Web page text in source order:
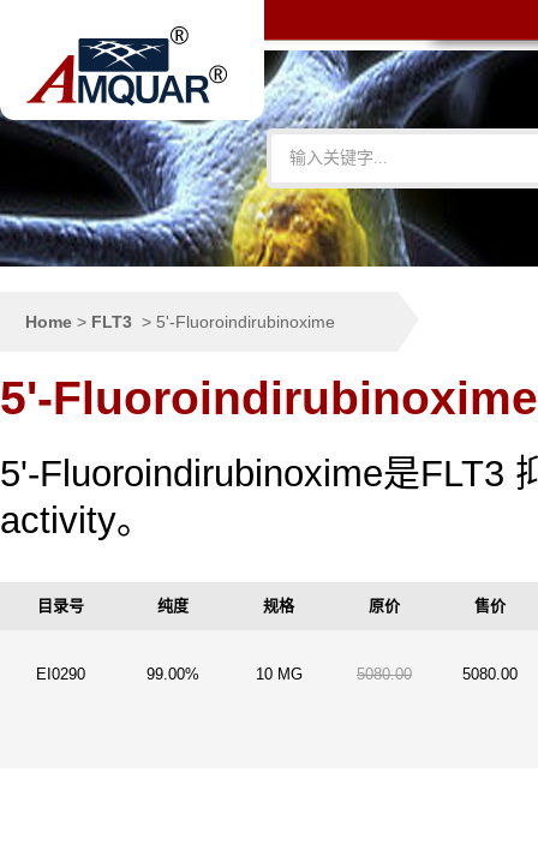
Home > FLT3 > 5'-Fluoroindirubinoxime
5'-Fluoroindirubinoxime
5'-Fluoroindirubinoxime是FLT3
activity。
目录号
EI0290
纯度
99.00%
规格
10 MG
原价
5080.00
售价
5080.00